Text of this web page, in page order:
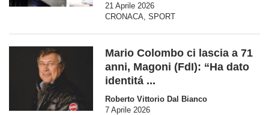
21 Aprile 2026
CRONACA SPORT
Mario Colombo ci lascia a 71
anni, Magoni (FdI): “Ha dato
identitá ...
Roberto Vittorio Dal Bianco
7 Aprile 2026